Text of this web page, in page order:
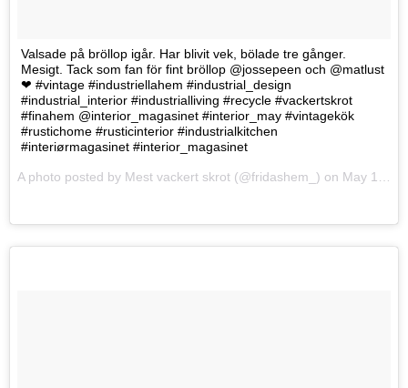
Valsade på bröllop igår. Har blivit vek, bölade tre gånger.
Mesigt. Tack som fan för fint bröllop @jossepeen och @matlust
❤ #vintage #industriellahem #industrial_design
#industrial_interior #industrialliving #recycle #vackertskrot
#finahem @interior_magasinet #interior_may #vintagekök
#rustichome #rusticinterior #industrialkitchen
#interiørmagasinet #interior_magasinet
A photo posted by Mest vackert skrot (@fridashem_) on May 15, 2016 at 9:00am PDT